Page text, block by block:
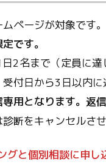
ページが対象です
です。
2名まで（定員に達
付日から3日以内に
用となります。返
断をキャンセルさ
グと個別相談に申し